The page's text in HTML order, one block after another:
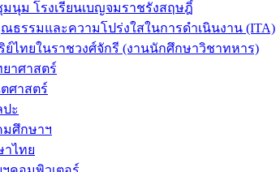
นุม โรงเรียนเบญจมราชรังสฤษฎิ์
ธรรมและความโปร่งใสในการดำเนินงาน (ITA)
ไทยในราชวงศ์จักรี (งานนักศึกษาวิชาทหาร)
าศาสตร์
ศาสตร์
ะ
มศึกษาฯ
าไทย